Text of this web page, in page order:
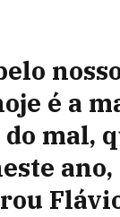
é a
mal,